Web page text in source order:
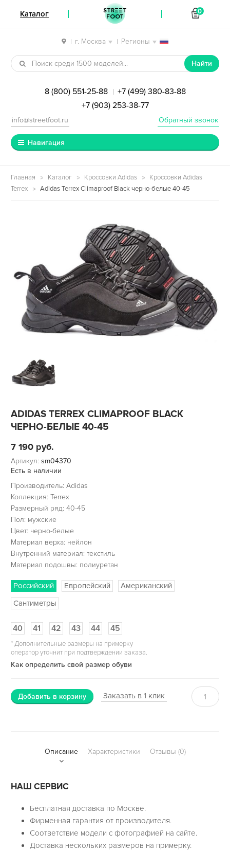
| г. Москва | Регионы
Перейти к навигации
Перейти к содержимому
Найти
8 (800) 551-25-88 | +7 (499) 380-83-88
+7 (903) 253-38-77
Обратный звонок
info@streetfoot.ru
Навигация
Главная Каталог Кроссовки Adidas
Кроссовки Adidas
Terrex
Adidas Terrex Climaproof Black черно-белые 40-45
ADIDAS TERREX CLIMAPROOF BLACK
ЧЕРНО-БЕЛЫЕ 40-45
7 190 руб.
Артикул: sm04370
Есть в наличии
Производитель: Adidas
Коллекция: Terrex
Размерный ряд: 40-45
Пол: мужские
Цвет: черно-белые
Материал верха: нейлон
Внутренний материал: текстиль
Материал подошвы: полиуретан
Российский Европейский
Американский
Сантиметры
40 41 42 43 44 45
*Дополнительные размеры на примерку
оператор уточнит при подтверждении заказа.
Как определить свой размер обуви
Добавить в корзину Заказать в 1 клик
Описание Характеристики Отзывы (0)
НАШ СЕРВИС
Бесплатная доставка по Москве.
Фирменная гарантия от производителя.
Соответствие модели с фотографией на сайте.
Доставка нескольких размеров на примерку.
Каталог STREET
FOOT
0